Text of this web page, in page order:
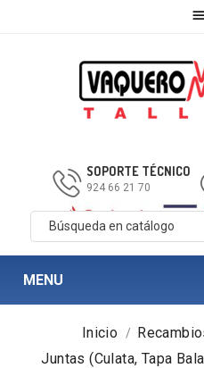
SOPORTE TÉCNICO
924 66 21 70
MENU
Inicio
Juntas (Culata, Tapa